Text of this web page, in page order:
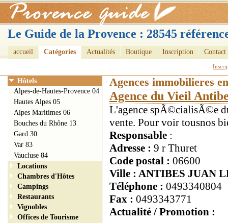
Le Guide de la Provence : 28545
accueil Catégories Actualités Boutique Inscription Contact
Agences immobilieres
Agence du Vieil
L'agence spÃ©cialisÃ©e
vente. Pour voir tousnos
Responsable :
Adresse : 9 r Thuret
Code postal : 06600
Ville : ANTIBES JUAN
Téléphone : 0493340804
Fax : 0493343771
Actualité / Promotion :
Hôtels
Alpes-de-Hautes-Provence 04
Hautes Alpes 05
Alpes Maritimes 06
Bouches du Rhône 13
Gard 30
Var 83
Vaucluse 84
Locations
Chambres d'Hôtes
Campings
Restaurants
Vignobles
Offices de Tourisme